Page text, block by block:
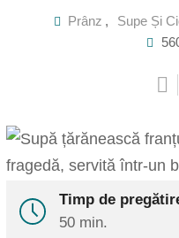
Prânz , Supe Și
Timp de
50 min.